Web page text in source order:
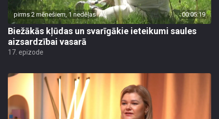
pirms 2 mēnešiem, 1 nedēļas 00:05:19
Biežākās kļūdas un svarīgākie ieteikumi saules
aizsardzībai vasarā
17. epizode